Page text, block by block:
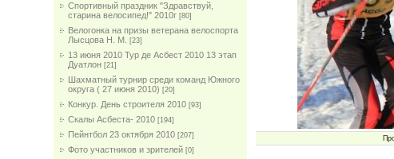
Спортивный праздник "Здравствуй,
старина велосипед!" 2010г [80]
Велогонка на призы ветерана велоспорта
Лысцова Н. М.
[23]
13 июня 2010 Тур де Асбест 2010 13 этап
Дуатлон [21]
Шахматный турнир среди команд Южного
округа ( 27 июня 2010) [20]
Конкур. День строителя 2010 [93]
Скалы Асбеста- 2010 [194]
Пейнтбол 23 октября 2010 [207]
Фото участников и зрителей [0]